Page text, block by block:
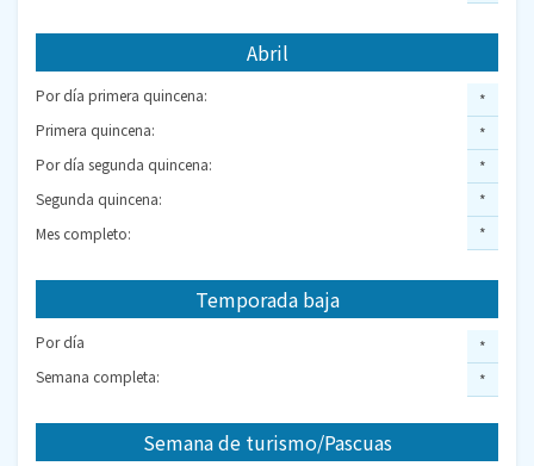
Abril
Por día primera quincena:
Primera quincena:
Por día segunda quincena:
Segunda quincena:
Mes completo:
*
*
*
*
*
Temporada baja
Por día
Semana completa:
*
*
Semana de turismo/Pascuas